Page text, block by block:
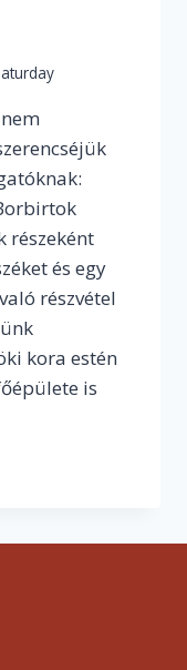
részeként
és egy
részvétel
kora estén
is